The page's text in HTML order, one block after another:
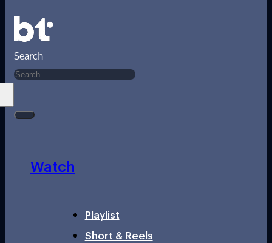
Search
Watch
Playlist
Short & Reels